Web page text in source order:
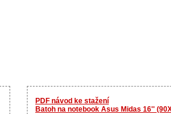
PDF návod ke stažení
Batoh na notebook Asus Midas 16''